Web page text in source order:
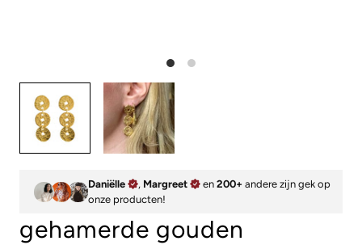
Daniëlle , Margreet en 200+ andere zijn gek op
onze producten!
gehamerde gouden